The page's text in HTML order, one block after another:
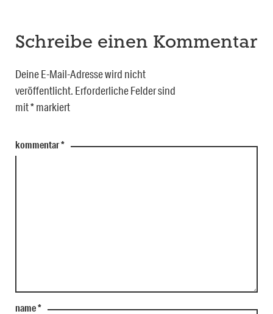
Schreibe einen Kommentar
Deine E-Mail-Adresse wird nicht
veröffentlicht. Erforderliche Felder sind
mit*markiert
kommentar*
name*